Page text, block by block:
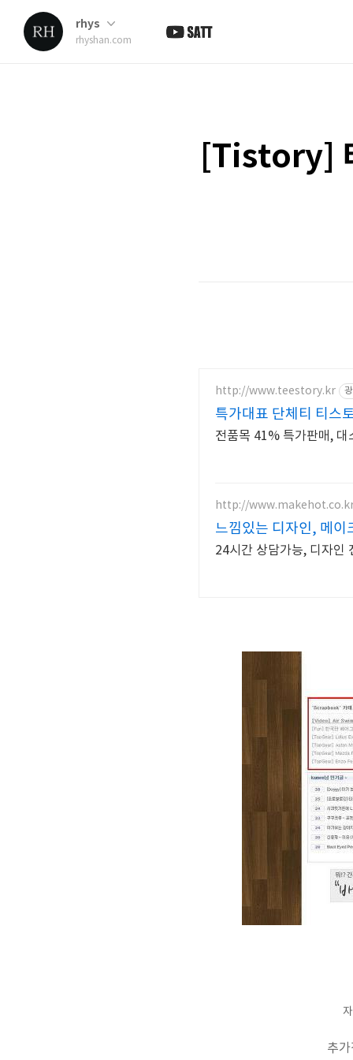
rhys
rhyshan.com
[Tistory]
http://www.teestory.kr
특가대표 단체티 티스
전품목 41% 특가판매,
http://
느낌있는 디자인, 메이
24시간 상담가능, 디자인
추